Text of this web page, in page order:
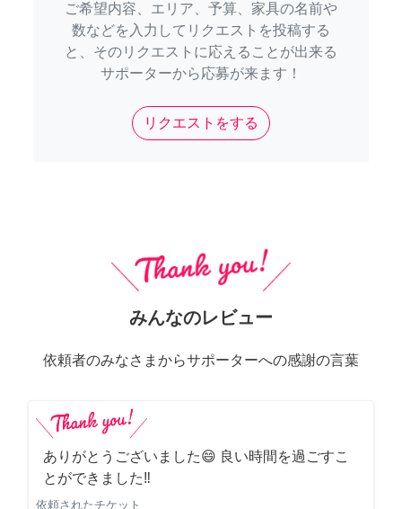
ご希望内容、エリア、予算、家具の名前や
数などを入力してリクエストを投稿する
と、そのリクエストに応えることが出来る
サポーターから応募が来ます！
リクエストをする
みんなのレビュー
依頼者のみなさまからサポーターへの感謝の言葉
ありがとうございました😄 良い時間を過ごすこ
とができました‼️
依頼されたチケット